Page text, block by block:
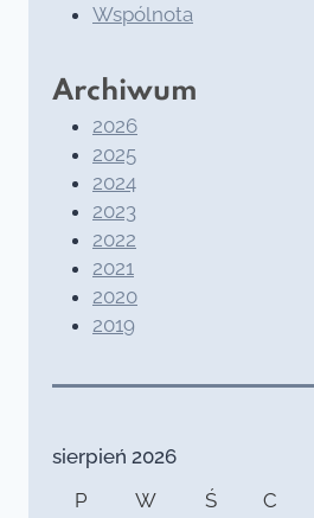
Wspólnota
Archiwum
2026
2025
2024
2023
2022
2021
2020
2019
sierpień 2026
P
W Ś C